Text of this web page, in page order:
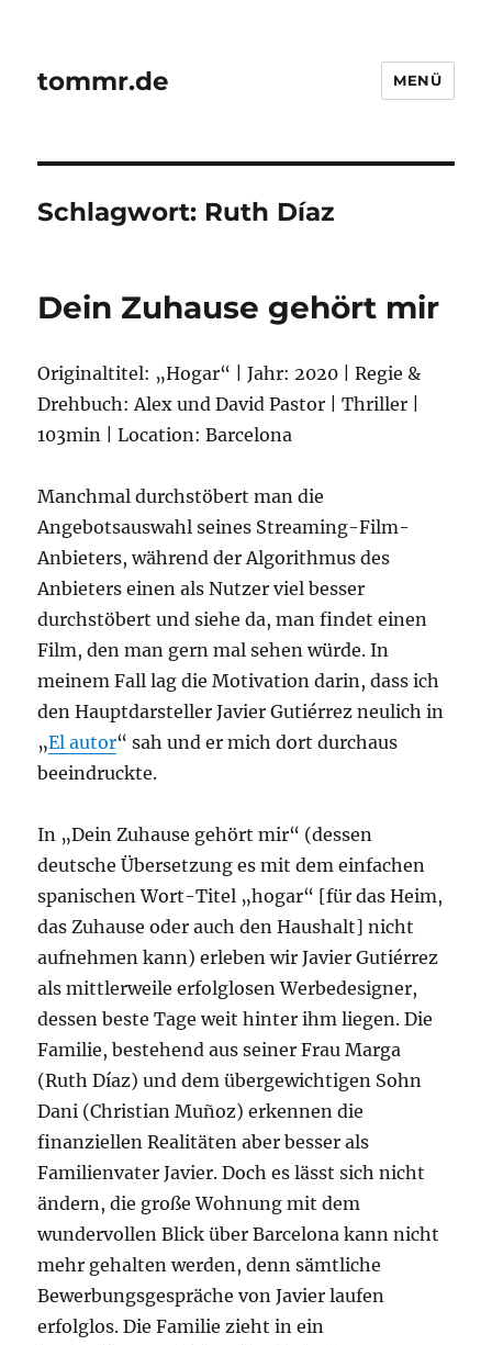
tommr.de MENÜ
Schlagwort: Ruth Díaz
Dein Zuhause gehört mir
Originaltitel: „Hogar“ | Jahr: 2020 | Regie &
Drehbuch: Alex und David Pastor | Thriller |
103min | Location: Barcelona
Manchmal durchstöbert man die
Angebotsauswahl seines Streaming-Film-
Anbieters, während der Algorithmus des
Anbieters einen als Nutzer viel besser
durchstöbert und siehe da, man findet einen
Film, den man gern mal sehen würde. In
meinem Fall lag die Motivation darin, dass ich
den Hauptdarsteller Javier Gutiérrez neulich in
„El autor“ sah und er mich dort durchaus
beeindruckte.
In „Dein Zuhause gehört mir“ (dessen
deutsche Übersetzung es mit dem einfachen
spanischen Wort-Titel „hogar“ [für das Heim,
das Zuhause oder auch den Haushalt] nicht
aufnehmen kann) erleben wir Javier Gutiérrez
als mittlerweile erfolglosen Werbedesigner,
dessen beste Tage weit hinter ihm liegen. Die
Familie, bestehend aus seiner Frau Marga
(Ruth Díaz) und dem übergewichtigen Sohn
Dani (Christian Muñoz) erkennen die
finanziellen Realitäten aber besser als
Familienvater Javier. Doch es lässt sich nicht
ändern, die große Wohnung mit dem
wundervollen Blick über Barcelona kann nicht
mehr gehalten werden, denn sämtliche
Bewerbungsgespräche von Javier laufen
erfolglos. Die Familie zieht in ein